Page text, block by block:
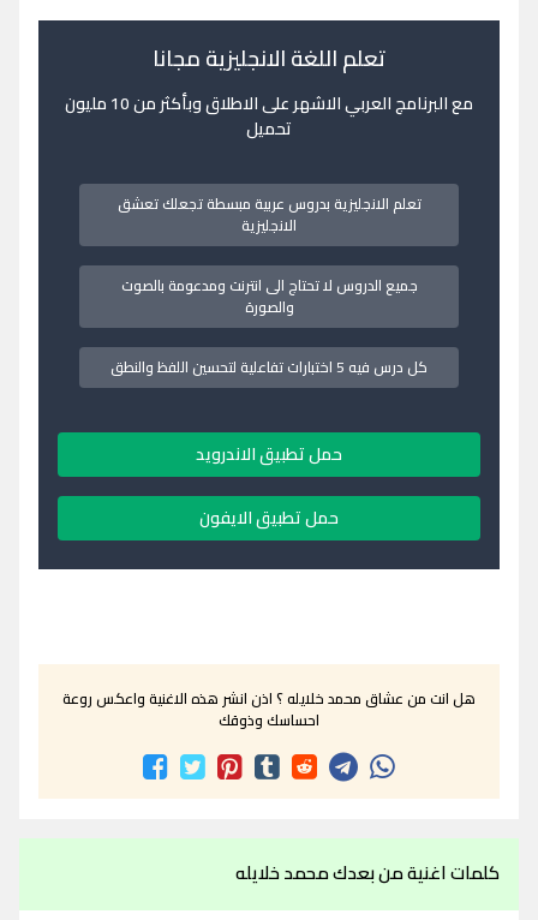
تعلم اللغة الانجليزية مجانا
مع البرنامج العربي الاشهر على الاطلاق وبأكثر من 10 مليون
تحميل
تعلم الانجليزية بدروس عربية مبسطة تجعلك تعشق
الانجليزية
جميع الدروس لا تحتاج الى انترنت ومدعومة بالصوت
والصورة
كل درس فيه 5 اختبارات تفاعلية لتحسين اللفظ والنطق
حمل تطبيق الاندرويد
حمل تطبيق الايفون
هل انت من عشاق محمد خلايله ؟ اذن انشر هذه الاغنية واعكس روعة
احساسك وذوقك
كلمات اغنية من بعدك محمد خلايله